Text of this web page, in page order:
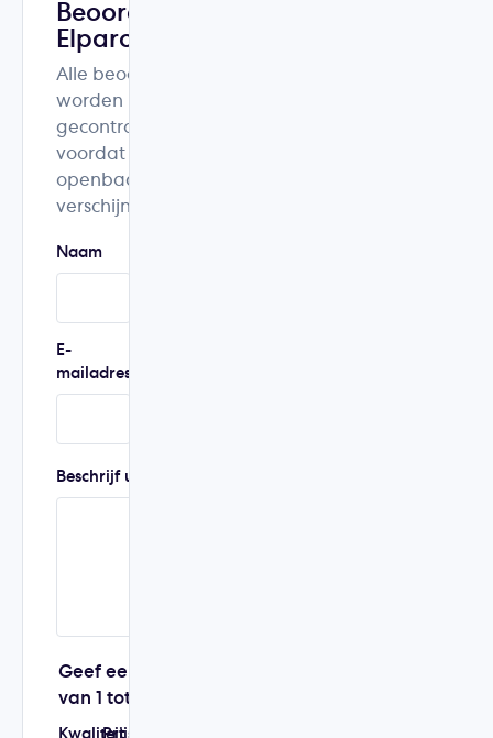
Beoordeel
Elparo
Alle beoordelingen
worden
gecontroleerd
voordat ze
openbaar
verschijnen.
Naam
E-
mailadres
Beschrijf uw ervaring
Geef een score
van 1 tot 5
Kwaliteit
Prijs